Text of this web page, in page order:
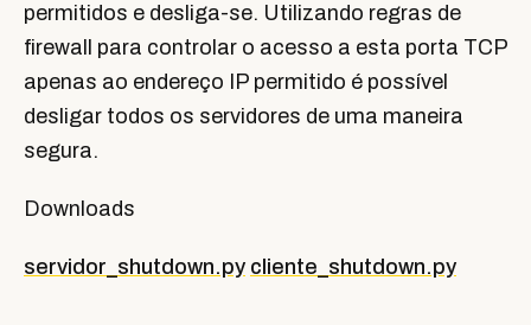
permitidos e desliga-se. Utilizando regras de
firewall para controlar o acesso a esta porta TCP
apenas ao endereço IP permitido é possível
desligar todos os servidores de uma maneira
segura.
Downloads
servidor_shutdown.py cliente_shutdown.py